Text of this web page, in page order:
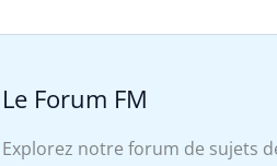
Le Forum FM
Explorez notre forum de sujets